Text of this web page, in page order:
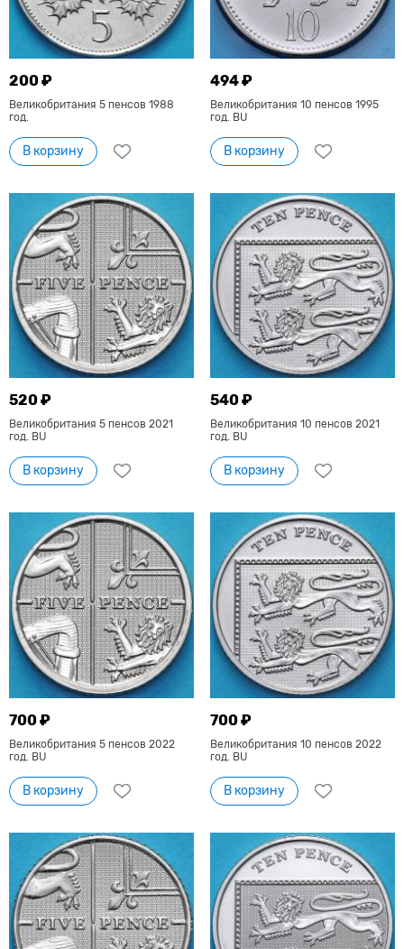
200 ₽
Великобритания 5 пенсов 1988
год.
В корзину
494 ₽
Великобритания 10 пенсов 1995
год. BU
В корзину
520 ₽
Великобритания 5 пенсов 2021
год. BU
В корзину
540 ₽
Великобритания 10 пенсов 2021
год. BU
В корзину
700 ₽
Великобритания 5 пенсов 2022
год. BU
В корзину
700 ₽
Великобритания 10 пенсов 2022
год. BU
В корзину